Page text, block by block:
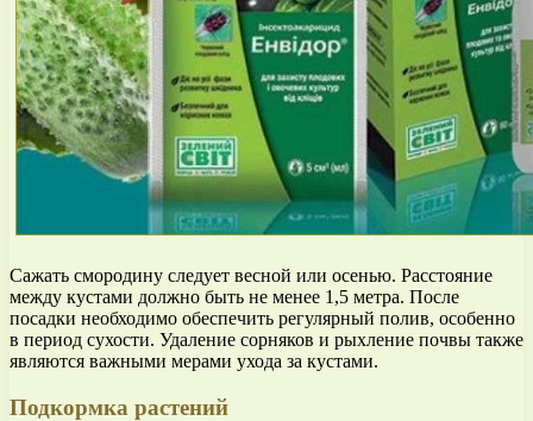
Сажать смородину следует весной или осенью. Расстояние
между кустами должно быть не менее 1,5 метра. После
посадки необходимо обеспечить регулярный полив, особенно
в период сухости. Удаление сорняков и рыхление почвы также
являются важными мерами ухода за кустами.
Подкормка растений